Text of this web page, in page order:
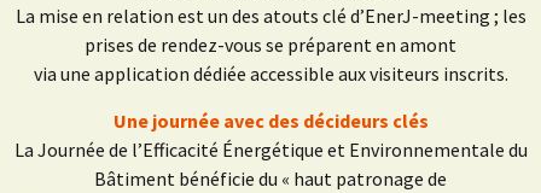
La mise en relation est un des atouts clé d’EnerJ-meeting ; les
prises de rendez-vous se préparent en amont
via une application dédiée accessible aux visiteurs inscrits.
Une journée avec des décideurs clés
La Journée de l’Efficacité Énergétique et Environnementale du
Bâtiment bénéficie du « haut patronage de